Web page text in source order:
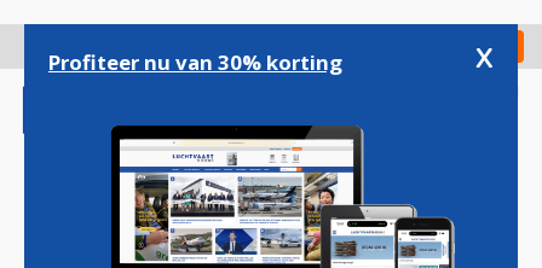
gaan
Check in
Profiteer nu van 30% korting x